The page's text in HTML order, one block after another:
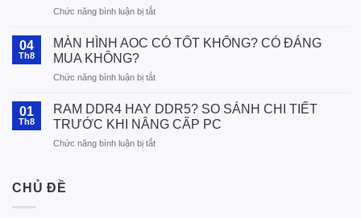
Chức năng bình luận bị tắtở
Chọn
Phù
Với
CPU
Và
04
Th8
MÀN HÌNH AOC CÓ TỐT KHÔNG? CÓ ĐÁNG
MUA KHÔNG?
Chức năng bình luận bị tắtở
HÌNH
AOC
CÓ
TỐT
01
Th8
RAM DDR4 HAY DDR5? SO SÁNH CHI TIẾT
TRƯỚC KHI NÂNG CẤP PC
Chức năng bình luận bị tắtở
CHỦ ĐỀ